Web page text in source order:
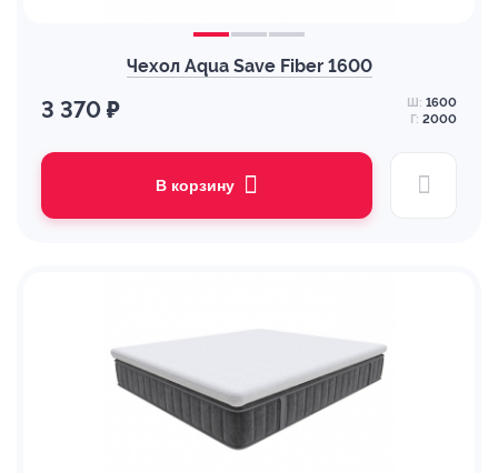
Чехол Aqua Save Fiber 1600
3 370 ₽ Ш: 1600
Г: 2000
В корзину